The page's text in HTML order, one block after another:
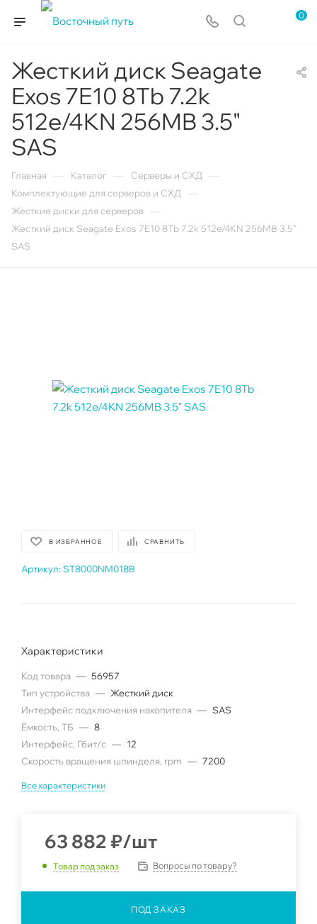
0
Жесткий диск Seagate
Exos 7E10 8Tb 7.2k
512e/4KN 256MB 3.5"
SAS
Главная Каталог Серверы и СХД
Комплектующие для серверов и СХД
Жесткие диски для серверов
Жесткий диск Seagate Exos 7E10 8Tb 7.2k 512e/4KN 256MB 3.5"
SAS
В ИЗБРАННОЕ СРАВНИТЬ
Артикул: ST8000NM018B
Характеристики
Код товара — 56957
Тип устройства — Жесткий диск
Интерфейс подключения накопителя — SAS
Ëмкость, ТБ — 8
Интерфейс, Гбит/с — 12
Скорость вращения шпинделя, rpm — 7200
Все характеристики
63 882 ₽/шт
Товар под заказ Вопросы по товару?
ПОД ЗАКАЗ